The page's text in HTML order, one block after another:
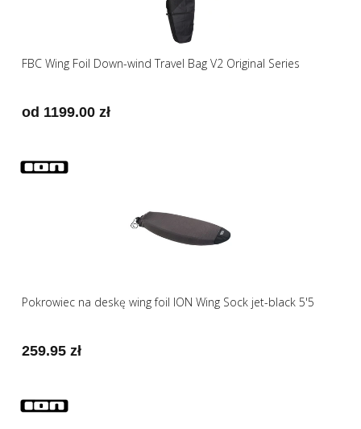
FBC Wing Foil Down-wind Travel Bag V2 Original Series
od 1199.00 zł
Pokrowiec na deskę wing foil ION Wing Sock jet-black 5'5
259.95 zł